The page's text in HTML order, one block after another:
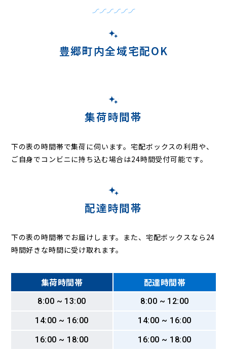
豊郷町内全域宅配OK
集荷時間帯
下の表の時間帯で集荷に伺います。宅配ボックスの利用や、
ご自身でコンビニに持ち込む場合は24時間受付可能です。
配達時間帯
下の表の時間帯でお届けします。また、宅配ボックスなら24
時間好きな時間に受け取れます。
集荷時間帯 配達時間帯
8:00 ~ 13:00
8:00 ~ 12:00
14:00 ~ 16:00
14:00 ~ 16:00
16:00 ~ 18:00
16:00 ~ 18:00